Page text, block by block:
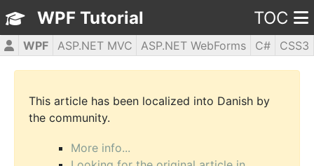
WPF Tutorial TOC
WPF ASP.NET MVC ASP.NET WebForms C#
CSS3
HTML5
JavaScript jQuery PHP5
This article has been localized into Danish by
the community.
More info...